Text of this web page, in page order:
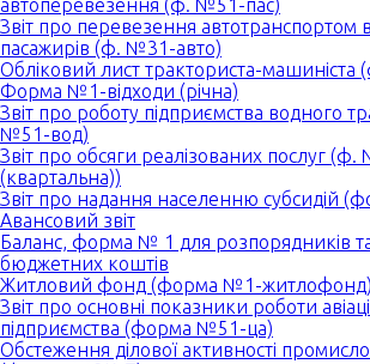
автоперевезення (ф. №51-пас)
Звіт про перевезення автотранспортом
пасажирів (ф. №31-авто)
Обліковий лист тракториста-
Форма №1-відходи (річна)
Звіт про роботу підприємства водного
№51-вод)
Звіт про обсяги реалізованих послуг
(квартальна))
Звіт про надання населенню субсидій
Авансовий звіт
Баланс, форма № 1 для розпорядників
бюджетних коштів
Житловий фонд (форма №1-житлофонд)
Звіт про основні показники роботи
підприємства (форма №51-ца)
Обстеження ділової активності